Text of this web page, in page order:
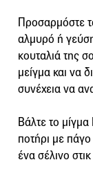
Προσαρμόστε
αλμυρό ή
κουταλιά της
μείγμα και να
συνέχεια να
Βάλτε το
ποτήρι με
ένα σέλινο